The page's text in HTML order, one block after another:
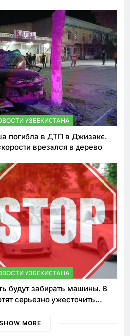
УЗБЕКИСТАНА
погибла в ДТП в Джизаке.
врезался в дерево
УЗБЕКИСТАНА
будут забирать машины. В
серьезно ужесточить
SHOW MORE